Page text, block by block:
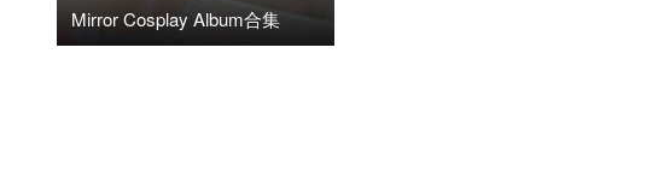
Mirror Cosplay Album合集